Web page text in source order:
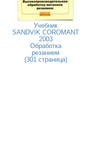
Учебник
SANDVIK COROMANT
2003
Обработка
резанием
(301 страница)